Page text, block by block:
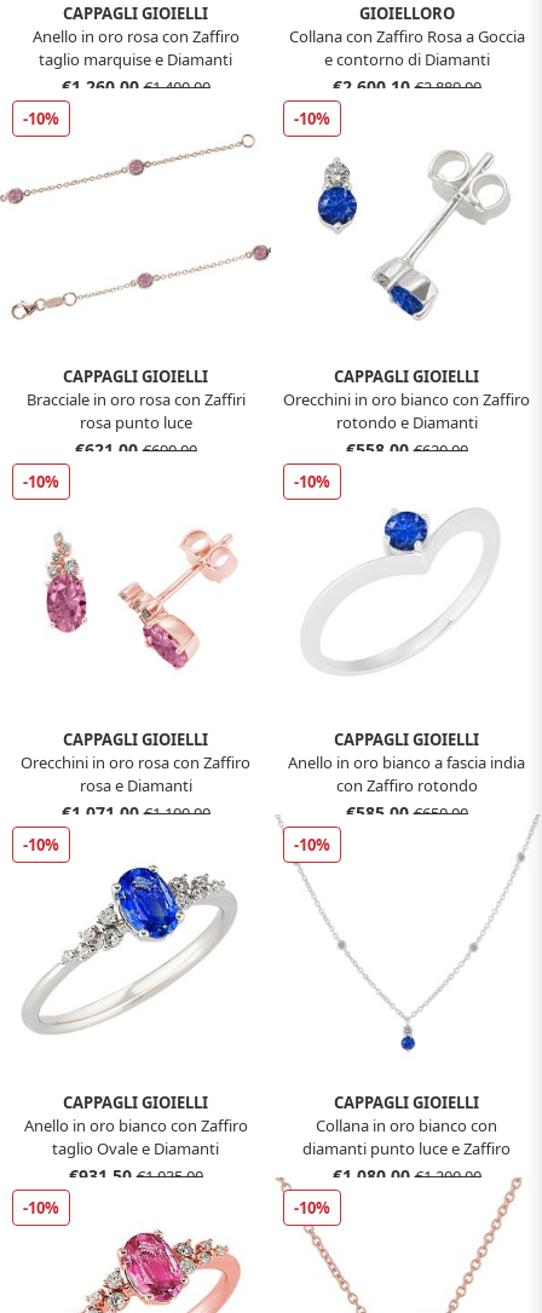
CAPPAGLI GIOIELLI
Anello in oro rosa con Zaffiro
taglio marquise e Diamanti
€1.260,00€1.400,00
GIOIELLORO
Collana con Zaffiro Rosa a Goccia
e contorno di Diamanti
€2.600,10€2.889,00
-10%
CAPPAGLI GIOIELLI
Bracciale in oro rosa con Zaffiri
rosa punto luce
€621,00€690,00
-10%
CAPPAGLI GIOIELLI
Orecchini in oro bianco con Zaffiro
rotondo e Diamanti
€558,00€620,00
-10%
CAPPAGLI GIOIELLI
Orecchini in oro rosa con Zaffiro
rosa e Diamanti
€1.071,00€1.190,00
-10%
CAPPAGLI GIOIELLI
Anello in oro bianco a fascia india
con Zaffiro rotondo
€585,00€650,00
-10%
CAPPAGLI GIOIELLI
Anello in oro bianco con Zaffiro
taglio Ovale e Diamanti
€931,50€1.035,00
-10%
CAPPAGLI GIOIELLI
Collana in oro bianco con
diamanti punto luce e Zaffiro
rotondo
€1.080,00€1.200,00
-10%
-10%